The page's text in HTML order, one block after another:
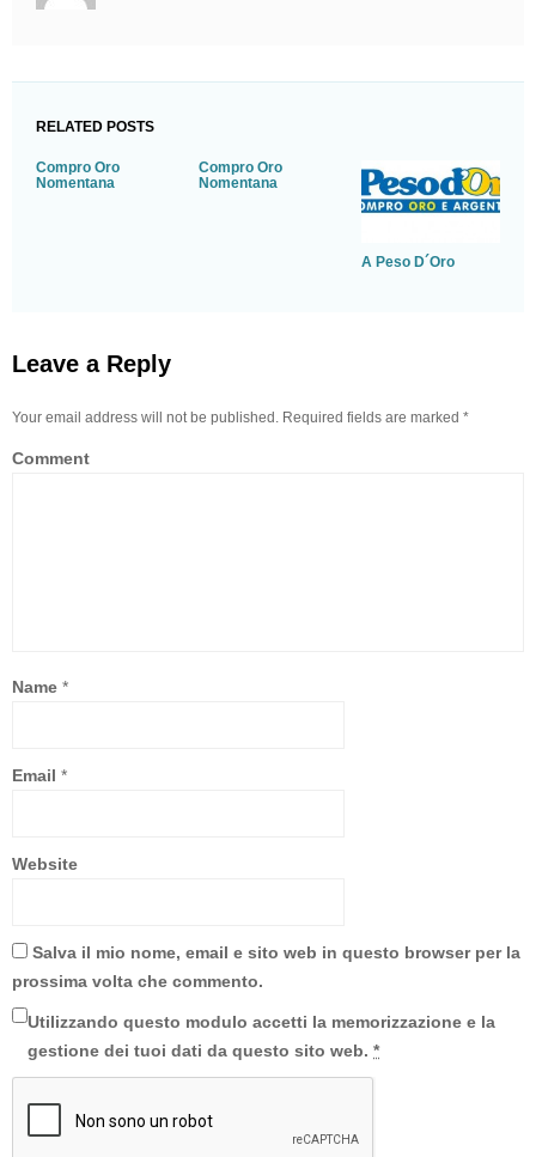
RELATED POSTS
Compro Oro
Nomentana
Compro Oro
Nomentana
A Peso D´Oro
Leave a Reply
Your email address will not be published. Required fields are marked *
Comment
Name *
Email *
Website
Salva il mio nome, email e sito web in questo browser per la
prossima volta che commento.
Utilizzando questo modulo accetti la memorizzazione e la
gestione dei tuoi dati da questo sito web. *